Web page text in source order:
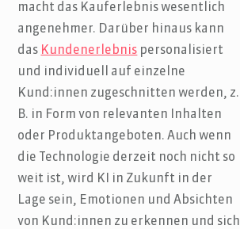
macht das Kauferlebnis wesentlich
angenehmer. Darüber hinaus kann
das Kundenerlebnis personalisiert
und individuell auf einzelne
Kund:innen zugeschnitten werden, z.
B. in Form von relevanten Inhalten
oder Produktangeboten. Auch wenn
die Technologie derzeit noch nicht so
weit ist, wird KI in Zukunft in der
Lage sein, Emotionen und Absichten
von Kund:innen zu erkennen und sich